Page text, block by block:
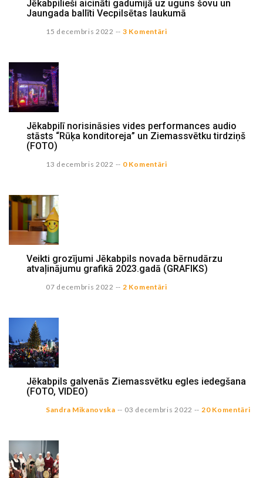
Jēkabpilieši aicināti gadumijā uz uguns šovu un
Jaungada ballīti Vecpilsētas laukumā
15 decembris 2022 -- 3 Komentāri
Jēkabpilī norisināsies vides performances audio
stāsts “Rūķa konditoreja” un Ziemassvētku tirdziņš
(FOTO)
13 decembris 2022 -- 0 Komentāri
Veikti grozījumi Jēkabpils novada bērnudārzu
atvaļinājumu grafikā 2023.gadā (GRAFIKS)
07 decembris 2022 -- 2 Komentāri
Jēkabpils galvenās Ziemassvētku egles iedegšana
(FOTO, VIDEO)
Sandra Mikanovska -- 03 decembris 2022 -- 20 Komentāri